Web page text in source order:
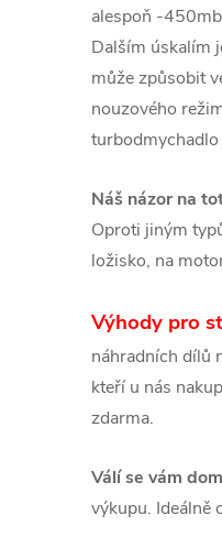
alespoň -
Dalším úskalím
může způsobit
nouzového
turbodmychadlo
Náš názor na
Oproti jiným
ložisko, na
Výhody pro
náhradních dílů
kteří u nás
zdarma.
Válí se vám
výkupu. Ideálně